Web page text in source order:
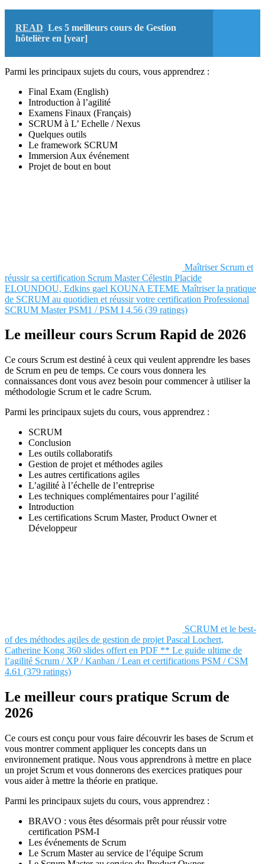
READ Les 5 meilleurs cours de Gestion
hôtelière en [year]
Parmi les principaux sujets du cours, vous apprendrez :
Final Exam (English)
Introduction à l’agilité
Examens Finaux (Français)
SCRUM à L’ Echelle / Nexus
Quelques outils
Le framework SCRUM
Immersion Aux événement
Projet de bout en bout
Maîtriser Scrum et
réussir sa certification Scrum Master Célestin Placide
ELOUNDOU, Edkins gael KOUNA ETEME Maîtriser la pratique
de SCRUM au quotidien et réussir votre certification Professional
SCRUM Master PSM1 / PSM I 4.56 (39 ratings)
Le meilleur cours Scrum Rapid de 2026
Ce cours Scrum est destiné à ceux qui veulent apprendre les bases
de Scrum en peu de temps. Ce cours vous donnera les
connaissances dont vous avez besoin pour commencer à utiliser la
méthodologie Scrum et le cadre Scrum.
Parmi les principaux sujets du cours, vous apprendrez :
SCRUM
Conclusion
Les outils collaboratifs
Gestion de projet et méthodes agiles
Les autres certifications agiles
L’agilité à l’échelle de l’entreprise
Les techniques complémentaires pour l’agilité
Introduction
Les certifications Scrum Master, Product Owner et
Développeur
SCRUM et le best-
of des méthodes agiles de gestion de projet Pascal Lochert,
Catherine Kong 360 slides offert en PDF ** Le guide ultime de
l’agilité Scrum / XP / Kanban / Lean et certifications PSM / CSM
4.61 (379 ratings)
Le meilleur cours pratique Scrum de
2026
Ce cours est conçu pour vous faire découvrir les bases de Scrum et
vous montrer comment appliquer les concepts dans un
environnement pratique. Nous vous apprendrons à mettre en place
un projet Scrum et vous donnerons des exercices pratiques pour
vous aider à mettre la théorie en pratique.
Parmi les principaux sujets du cours, vous apprendrez :
BRAVO : vous êtes désormais prêt pour réussir votre
certification PSM-I
Les événements de Scrum
Le Scrum Master au service de l’équipe Scrum